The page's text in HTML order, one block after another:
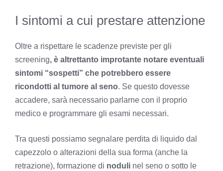
I sintomi a cui prestare attenzione
Oltre a rispettare le scadenze previste per gli
screening, è altrettanto improtante notare eventuali
sintomi “sospetti” che potrebbero essere
ricondotti al tumore al seno. Se questo dovesse
accadere, sarà necessario parlarne con il proprio
medico e programmare gli esami necessari.
Tra questi possiamo segnalare perdita di liquido dal
capezzolo o alterazioni della sua forma (anche la
retrazione), formazione di noduli nel seno o sotto le